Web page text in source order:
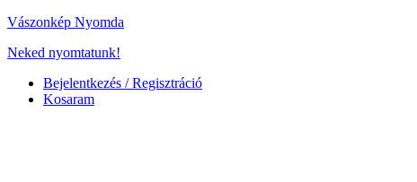
Vászonkép Nyomda
Neked nyomtatunk!
Bejelentkezés / Regisztráció
Kosaram